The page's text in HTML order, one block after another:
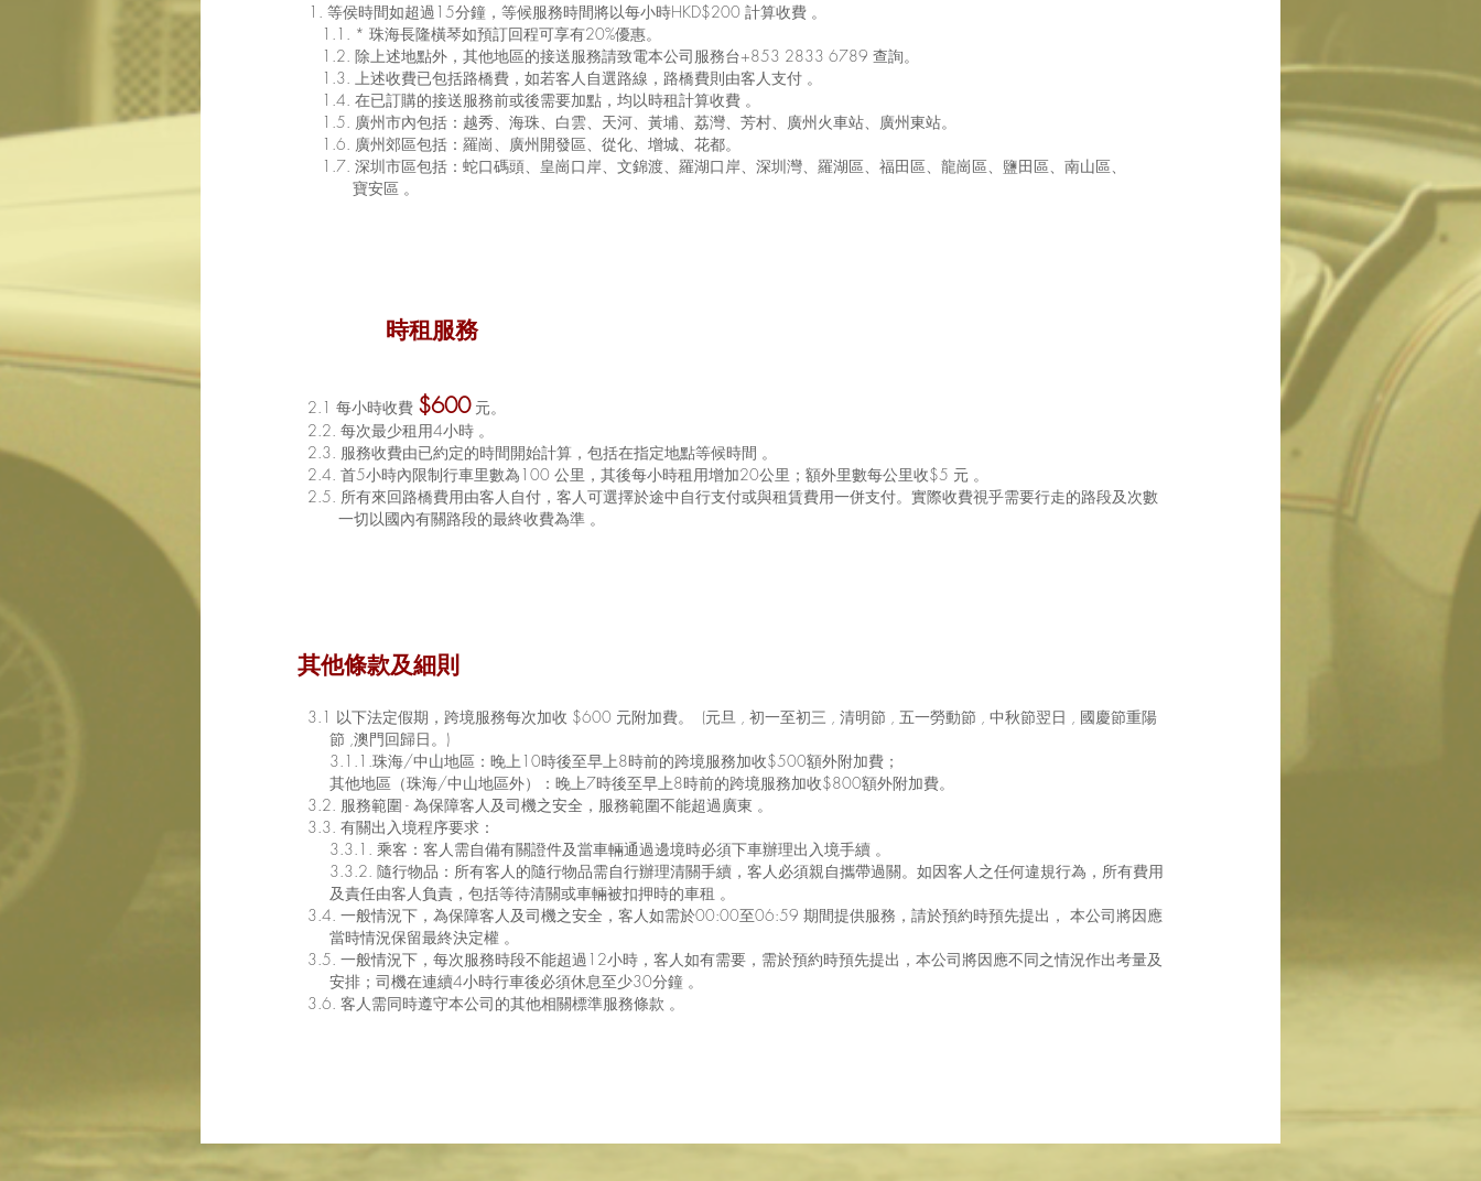
1. 等侯時間如超過15分鐘，等候服務時間將以每小時HKD$200 計算收費 。
1.1. * 珠海長隆橫琴如預訂回程可享有20%優惠。
1.2. 除上述地點外，其他地區的接送服務請致電本公司服務台+853 2833 6789 查詢。
1.3. 上述收費已包括路橋費，如若客人自選路線，路橋費則由客人支付 。
1.4. 在已訂購的接送服務前或後需要加點，均以時租計算收費 。
1.5. 廣州市內包括：越秀、海珠、白雲、天河、黃埔、荔灣、芳村、廣州火車站、廣州東站。
1.6. 廣州郊區包括：羅崗、廣州開發區、從化、增城、花都。
1.7. 深圳市區包括：蛇口碼頭、皇崗口岸、文錦渡、羅湖口岸、深圳灣、羅湖區、福田區、龍崗區、鹽田區、南山區、
寶安區 。
時租服務
2.1 每小時收費 $600元。
2.2. 每次最少租用4小時 。
2.3. 服務收費由已約定的時間開始計算，包括在指定地點等候時間 。
2.4. 首5小時內限制行車里數為100 公里，其後每小時租用增加20公里；額外里數每公里收$5 元 。
2.5. 所有來回路橋費用由客人自付，客人可選擇於途中自行支付或與租賃費用一併支付。實際收費視乎需要行走的路段及次數
一切以國內有關路段的最終收費為準 。
其他條款及細則
3.1 以下法定假期，跨境服務每次加收 $600 元附加費。 (元旦 , 初一至初三 , 清明節 , 五一勞動節 , 中秋節翌日 , 國慶節重陽
節 ,澳門回歸日。)
3.1.1.珠海/中山地區：晚上10時後至早上8時前的跨境服務加收$500額外附加費；
其他地區（珠海/中山地區外）：晚上7時後至早上8時前的跨境服務加收$800額外附加費。
3.2. 服務範圍 - 為保障客人及司機之安全，服務範圍不能超過廣東 。
3.3. 有關出入境程序要求：
3.3.1. 乘客：客人需自備有關證件及當車輛通過邊境時必須下車辦理出入境手續 。
3.3.2. 隨行物品：所有客人的隨行物品需自行辦理清關手續，客人必須親自攜帶過關。如因客人之任何違規行為， 所有費用
及責任由客人負責， 包括等待清關或車輛被扣押時的車租 。
3.4. 一般情況下，為保障客人及司機之安全，客人如需於00:00至06:59 期間提供服務，請於預約時預先提出， 本公司將因應
當時情況保留最終決定權 。
3.5. 一般情況下，每次服務時段不能超過12小時，客人如有需要，需於預約時預先提出，本公司將因應不同之情況作出考量及
安排；司機在連續4小時行車後必須休息至少30分鐘 。
3.6. 客人需同時遵守本公司的其他相關標準服務條款 。